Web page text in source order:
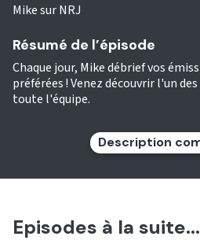
Mike sur NRJ
Résumé de l’épisode
Chaque jour, Mike débrief vos
préférées ! Venez découvrir l'un
toute l'équipe.
Description
Episodes à la suite...